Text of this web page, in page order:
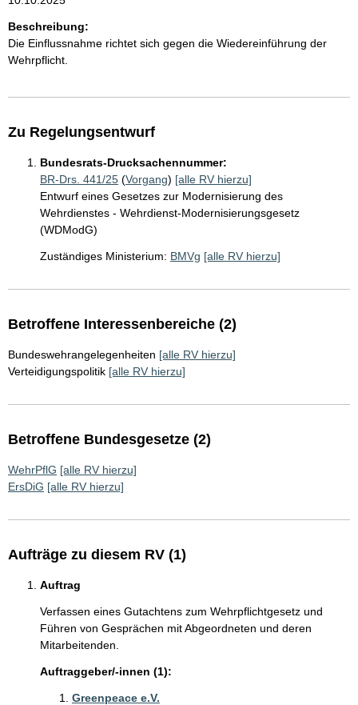
Beschreibung:
Die Einflussnahme richtet sich gegen die Wiedereinführung der
Wehrpflicht.
Zu Regelungsentwurf
Bundesrats-Drucksachennummer:
BR-Drs. 441/25 (Vorgang) [alle RV hierzu]
Entwurf eines Gesetzes zur Modernisierung des
Wehrdienstes - Wehrdienst-Modernisierungsgesetz
(WDModG)
Zuständiges Ministerium: BMVg [alle RV hierzu]
Betroffene Interessenbereiche (2)
Bundeswehrangelegenheiten [alle RV hierzu]
Verteidigungspolitik [alle RV hierzu]
Betroffene Bundesgesetze (2)
WehrPflG [alle RV hierzu]
ErsDiG [alle RV hierzu]
Aufträge zu diesem RV (1)
Auftrag
Verfassen eines Gutachtens zum Wehrpflichtgesetz und
Führen von Gesprächen mit Abgeordneten und deren
Mitarbeitenden.
Auftraggeber/-innen (1):
Greenpeace e.V.